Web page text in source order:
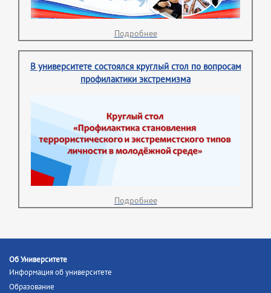
Подробнее
В университете состоялся круглый стол по вопросам
профилактики экстремизма
Подробнее
Об Университете
Информация об университете
Образование